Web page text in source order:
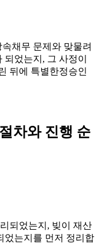
채무 문제와 맞물려
었는지, 그 사정이
뒤에 특별한정승인
차와 진행 순
되었는지, 빚이 재산
었는지를 먼저 정리합